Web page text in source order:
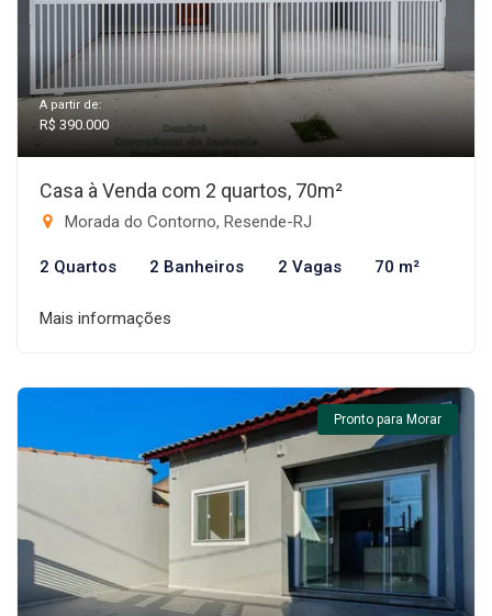
A partir de:
R$ 390.000
Casa à Venda com 2 quartos, 70m²
Morada do Contorno, Resende-RJ
2 Quartos 2 Banheiros 2 Vagas 70 m²
Mais informações
Pronto para Morar